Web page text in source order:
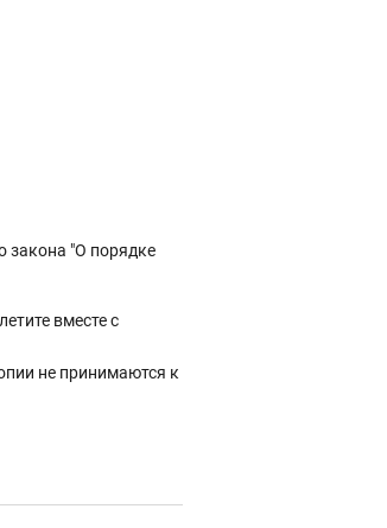
закона "О порядке
вместе с
не принимаются к